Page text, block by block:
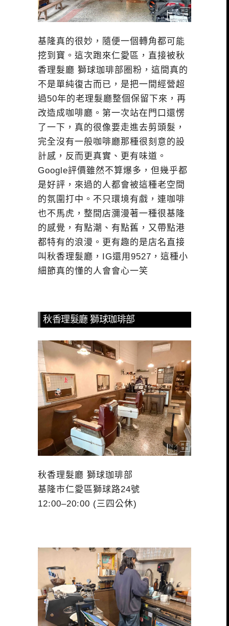
基隆真的很妙，隨便一個轉角都可能
挖到寶。這次跑來仁愛區，直接被秋
香理髮廳 獅球珈琲部圈粉，這間真的
不是單純復古而已，是把一間經營超
過50年的老理髮廳整個保留下來，再
改造成咖啡廳。第一次站在門口還愣
了一下，真的很像要走進去剪頭髮，
完全沒有一般咖啡廳那種很刻意的設
計感，反而更真實、更有味道。
Google評價雖然不算爆多，但幾乎都
是好評，來過的人都會被這種老空間
的氛圍打中。不只環境有戲，連咖啡
也不馬虎，整間店瀰漫著一種很基隆
的感覺，有點潮、有點舊，又帶點港
都特有的浪漫。更有趣的是店名直接
叫秋香理髮廳，IG還用9527，這種小
細節真的懂的人會會心一笑
秋香理髮廳 獅球珈琲部
秋香理髮廳 獅球珈琲部
基隆市仁愛區獅球路24號
12:00–20:00 (三四公休)